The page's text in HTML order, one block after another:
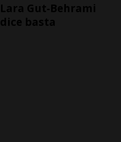
Lara Gut-Behrami
dice basta